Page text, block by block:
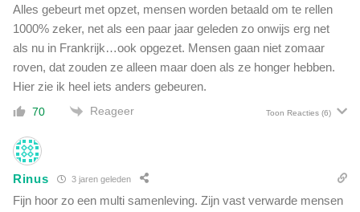
j
f
e
r
Alles gebeurt met opzet, mensen worden betaald om te rellen
1000% zeker, net als een paar jaar geleden zo onwijs erg net
als nu in Frankrijk…ook opgezet. Mensen gaan niet zomaar
roven, dat zouden ze alleen maar doen als ze honger hebben.
Hier zie ik heel iets anders gebeuren.
70 Reageer Toon Reacties (6)
Rinus 3 jaren geleden
Fijn hoor zo een multi samenleving. Zijn vast verwarde mensen